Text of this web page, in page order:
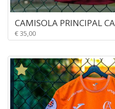
CAMISOLA PRINCIPAL CA
€ 35,00